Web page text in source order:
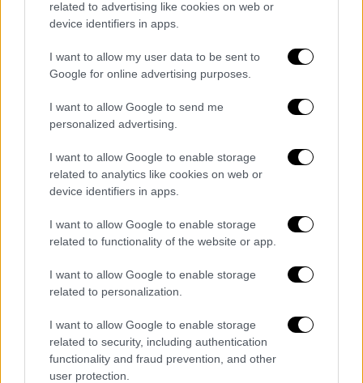
related to advertising like cookies on web or
device identifiers in apps.
I want to allow my user data to be sent to
Google for online advertising purposes.
I want to allow Google to send me
personalized advertising.
I want to allow Google to enable storage
related to analytics like cookies on web or
device identifiers in apps.
I want to allow Google to enable storage
related to functionality of the website or app.
I want to allow Google to enable storage
related to personalization.
I want to allow Google to enable storage
related to security, including authentication
functionality and fraud prevention, and other
user protection.
ΔΥΤΙΚΟΥ ΤΟΜΕΑ ΑΘΗΝΩΝ 148
ΕΒΡΟΥ 65
ΕΥΒΟΙΑΣ 50
ΕΥΡΥΤΑΝΙΑΣ 3
ΗΛΕΙΑΣ 74
ΗΜΑΘΙΑΣ 51
ΗΡΑΚΛΕΙΟΥ 90
ΘΑΣΟΥ 2
ΘΕΣΠΡΩΤΙΑΣ 13
ΘΕΣΣΑΛΟΝΙΚΗΣ 373
ΘΗΡΑΣ 20
ΙΚΑΡΙΑΣ 11
ΚΑΒΑΛΑΣ 61
ΚΑΛΥΜΝΟΥ 17
ΚΑΡΔΙΤΣΑΣ 23